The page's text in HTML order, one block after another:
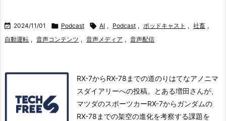
 2024/11/01  Podcast  AI , Podcast , ポッドキャスト , 社畜 ,
自動運転 , 音声コンテンツ , 音声メディア , 音声配信
RX-7からRX-78までの道のりはてなアノニマ
スダイアリーへの投稿。とある増田さんが、
マツダのスポーツカーRX-7からガンダムの
RX-78までの架空の進化を考察する課題を